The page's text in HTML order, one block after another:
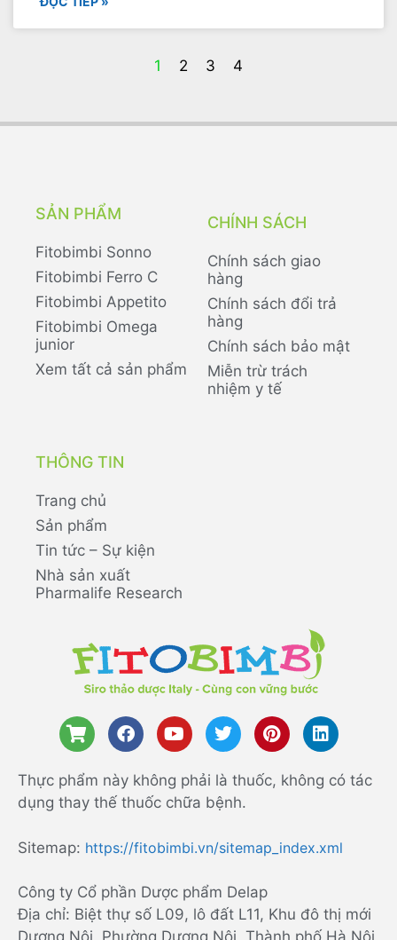
1 2 3 4
SẢN PHẨM
Fitobimbi Sonno
Fitobimbi Ferro C
Fitobimbi Appetito
Fitobimbi Omega
junior
Xem tất cả sản phẩm
CHÍNH SÁCH
Chính sách giao
hàng
Chính sách đổi trả
hàng
Chính sách bảo mật
Miễn trừ trách
nhiệm y tế
THÔNG TIN
Trang chủ
Sản phẩm
Tin tức – Sự kiện
Nhà sản xuất
Pharmalife Research
Thực phẩm này không phải là thuốc, không có tác
dụng thay thế thuốc chữa bệnh.
Sitemap: https://fitobimbi.vn/sitemap_index.xml
Công ty Cổ phần Dược phẩm Delap
Địa chỉ: Biệt thự số L09, lô đất L11, Khu đô thị mới